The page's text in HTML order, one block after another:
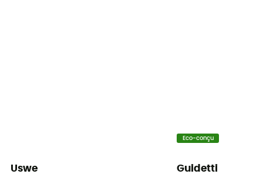
Uswe
Eco-conçu
Guidetti